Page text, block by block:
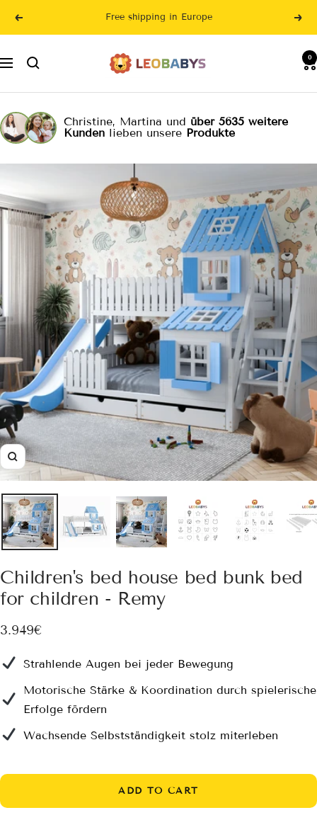
Previous Free shipping in Europe
Navigation
LeoBabys 0
Christine, Martina und über 5635 weitere
Kunden lieben unsere Produkte
Zoom
Children's bed house bed bunk bed
for children - Remy
Sale
3.949€
Strahlende Augen bei jeder Bewegung
Motorische Stärke & Koordination durch spielerische
Erfolge fördern
Wachsende Selbstständigkeit stolz miterleben
ADD TO CART